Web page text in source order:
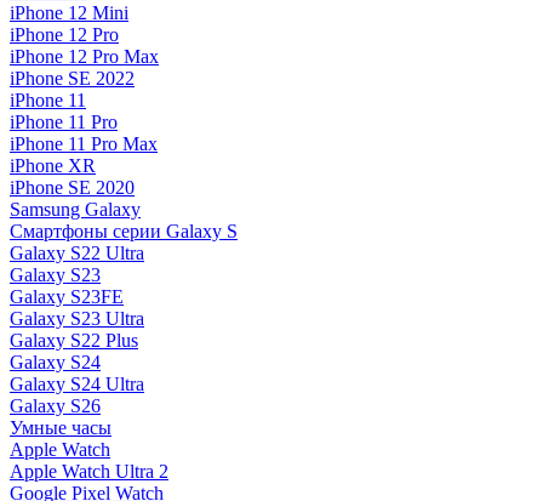
iPhone 12 Mini
iPhone 12 Pro
iPhone 12 Pro Max
iPhone SE 2022
iPhone 11
iPhone 11 Pro
iPhone 11 Pro Max
iPhone XR
iPhone SE 2020
Samsung Galaxy
Смартфоны серии Galaxy S
Galaxy S22 Ultra
Galaxy S23
Galaxy S23FE
Galaxy S23 Ultra
Galaxy S22 Plus
Galaxy S24
Galaxy S24 Ultra
Galaxy S26
Умные часы
Apple Watch
Apple Watch Ultra 2
Google Pixel Watch